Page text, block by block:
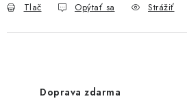
Tlač Opýtať sa Strážiť
Doprava zdarma